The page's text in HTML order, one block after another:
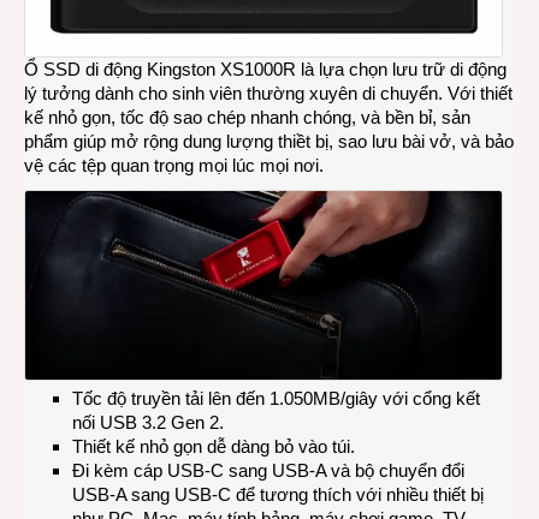
Ổ SSD di động Kingston XS1000R là lựa chọn lưu trữ di động
lý tưởng dành cho sinh viên thường xuyên di chuyển. Với thiết
kế nhỏ gọn, tốc độ sao chép nhanh chóng, và bền bỉ, sản
phẩm giúp mở rộng dung lượng thiềt bị, sao lưu bài vở, và bảo
vệ các tệp quan trọng mọi lúc mọi nơi.
Tốc độ truyền tải lên đến 1.050MB/giây với cổng kết
nối USB 3.2 Gen 2.
Thiết kế nhỏ gọn dễ dàng bỏ vào túi.
Đi kèm cáp USB-C sang USB-A và bộ chuyển đổi
USB-A sang USB-C để tương thích với nhiều thiết bị